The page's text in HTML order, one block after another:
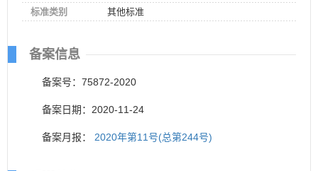
标准类别
其他标准
备案信息
备案号：75872-2020
备案日期：2020-11-24
备案月报： 2020年第11号(总第244号)